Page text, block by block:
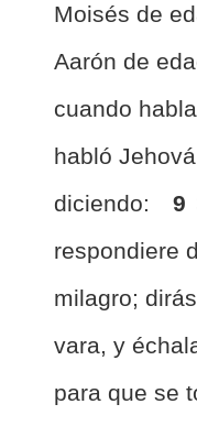
Moisés de
Aarón de
cuando
habló
diciendo:
9
respondiere
milagro;
vara, y
para que se